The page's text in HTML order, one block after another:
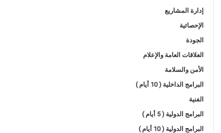
إدارة المشاريع
الإحصائية
الجودة
العلاقات العامة والإعلام
الأمن والسلامة
البرامج الداخلية ( 10 أيام )
الفنية
البرامج الدولية ( 5 أيام )
البرامج الدولية ( 10 أيام )